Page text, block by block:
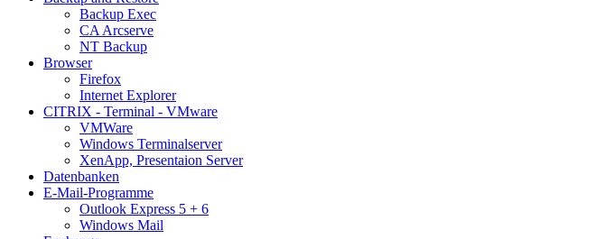
Backup Exec
CA Arcserve
NT Backup
Browser
Firefox
Internet Explorer
CITRIX - Terminal - VMware
VMWare
Windows Terminalserver
XenApp, Presentaion Server
Datenbanken
E-Mail-Programme
Outlook Express 5 + 6
Windows Mail